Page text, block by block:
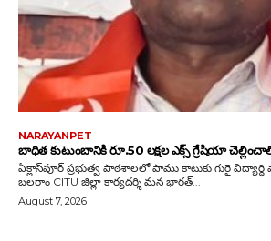
NARAYANPET
బాధిత కుటుంబానికి రూ.50 లక్షల ఎక్స్ గ్రేషియా
ఏక్లాస్‌పూర్ ప్రభుత్వ పాఠశాలలో పాము కాటుకు గురై విద్యార్థి
బలరాం CITU జిల్లా కార్యదర్శి మన భారత్...
August 7, 2026